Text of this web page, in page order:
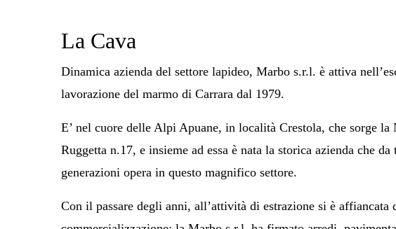
La Cava
Dinamica azienda del settore lapideo, Marbo s.r.l. è attiva
lavorazione del marmo di Carrara dal 1979.
E’ nel cuore delle Alpi Apuane, in località Crestola, che sorge la
Ruggetta n.17, e insieme ad essa è nata la storica azienda che da
generazioni opera in questo magnifico settore.
Con il passare degli anni, all’attività di estrazione si è affiancata